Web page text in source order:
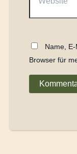
Name,
Browser für